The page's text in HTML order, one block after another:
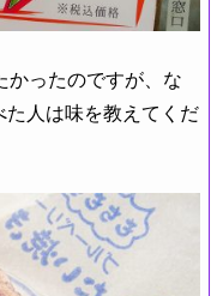
ったのですが、な
人は味を教えてくだ